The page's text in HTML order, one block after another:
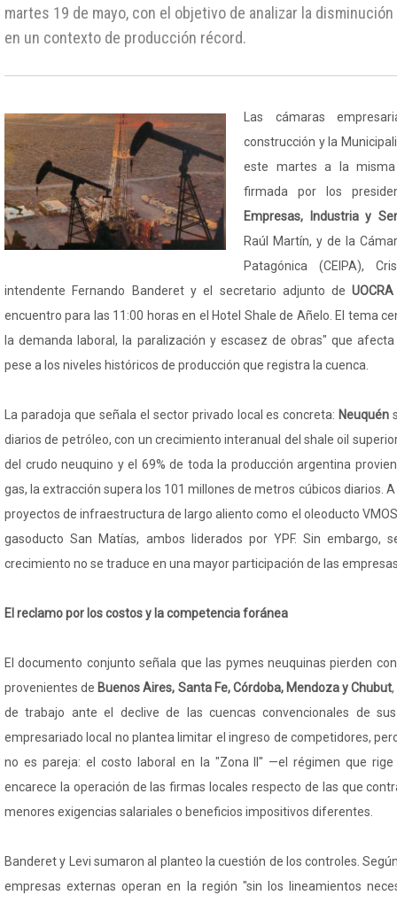
martes 19 de mayo, con el objetivo de analizar la
en un contexto de producción récord.
Las cámaras
construcción y la
este martes a la misma
firmada por los
Empresas, Industria y
Raúl Martín, y de la
Patagónica (CEIPA),
intendente Fernando Banderet y el secretario adjunto deUOCRA
encuentro para las 11:00 horas en el Hotel Shale de Añelo. El tema
la demanda laboral, la paralización y escasez de obras" que
pese a los niveles históricos de producción que registra la cuenca.
La paradoja que señala el sector privado local es concreta: Neuquén
diarios de petróleo, con un crecimiento interanual del shale oil
del crudo neuquino y el 69% de toda la producción argentina
gas, la extracción supera los 101 millones de metros cúbicos diarios.
proyectos de infraestructura de largo aliento como el oleoducto
gasoducto San Matías, ambos liderados por YPF. Sin embargo,
crecimiento no se traduce en una mayor participación de las
El reclamo por los costos y la competencia foránea
El documento conjunto señala que las pymes neuquinas pierden
provenientes de Buenos Aires, Santa Fe, Córdoba, Mendoza y Chubut
de trabajo ante el declive de las cuencas convencionales de
empresariado local no plantea limitar el ingreso de competidores,
no es pareja: el costo laboral en la "Zona II" —el régimen que
encarece la operación de las firmas locales respecto de las que
menores exigencias salariales o beneficios impositivos diferentes.
Banderet y Levi sumaron al planteo la cuestión de los controles.
empresas externas operan en la región "sin los lineamientos